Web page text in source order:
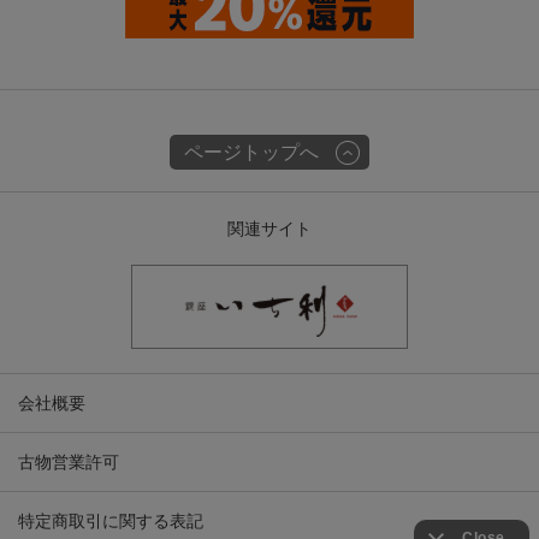
ページトップへ
関連サイト
会社概要
古物営業許可
特定商取引に関する表記